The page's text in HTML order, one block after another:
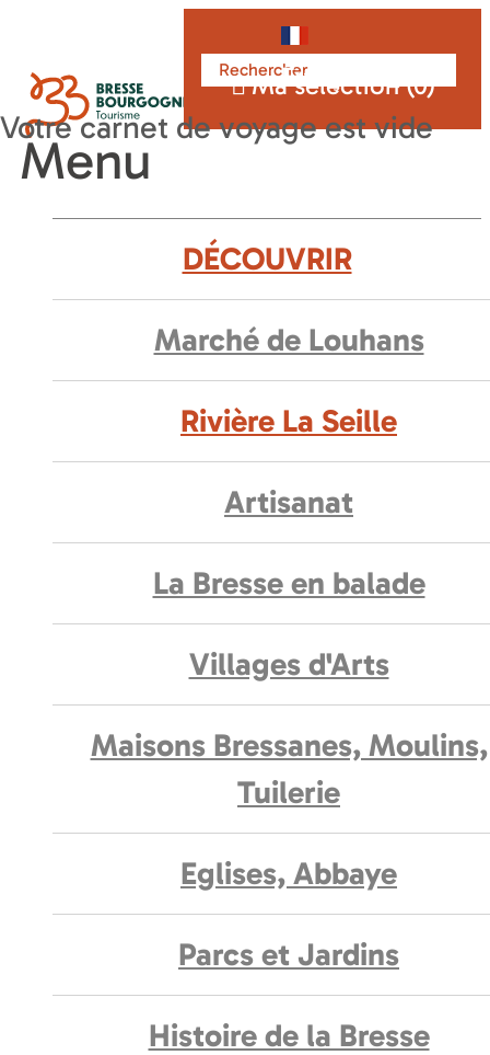
Français
Ma sélection (0)
Menu
DÉCOUVRIR
Marché de Louhans
Rivière La Seille
Artisanat
La Bresse en balade
Villages d'Arts
Maisons Bressanes, Moulins,
Tuilerie
Eglises, Abbaye
Parcs et Jardins
Histoire de la Bresse